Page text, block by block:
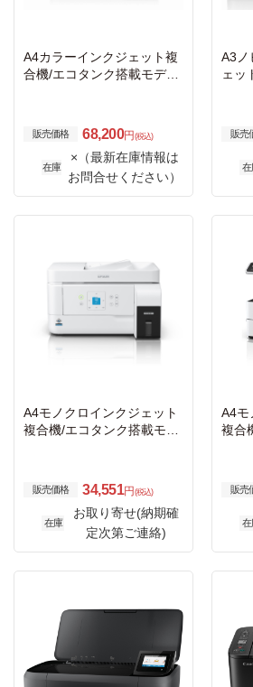
A4カラーインクジェット複
合機/エコタンク搭載モデル/
販売価格 68,200円 (税込)
在庫
×（最新在庫情報は
お問合せください）
A3ノ
ェッ
イ
販売
在
A4モノクロインクジェット
複合機/エコタンク搭載モデ
販売価格 34,551円 (税込)
在庫
お取り寄せ(納期確
定次第ご連絡)
A4モ
複合
販売
在